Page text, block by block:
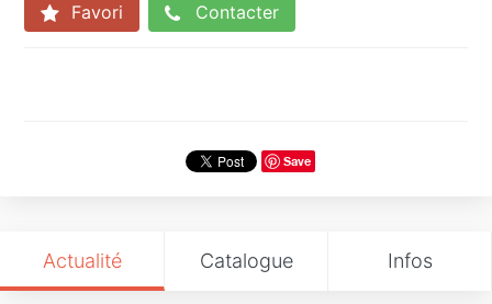
Favori Contacter
Save
Actualité Catalogue Infos